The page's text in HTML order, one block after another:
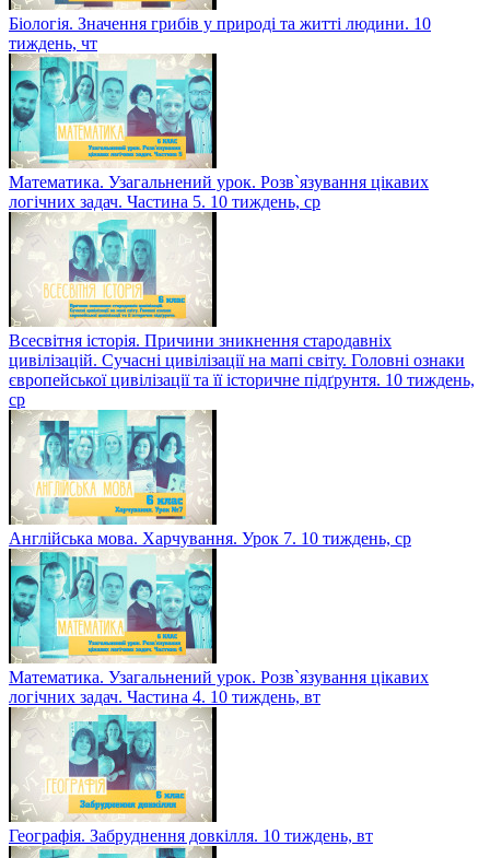
Біологія. Значення грибів у природі та житті людини. 10
тиждень, чт
Математика. Узагальнений урок. Розв`язування цікавих
логічних задач. Частина 5. 10 тиждень, ср
Всесвітня історія. Причини зникнення стародавніх
цивілізацій. Сучасні цивілізації на мапі світу. Головні ознаки
європейської цивілізації та її історичне підґрунтя. 10 тиждень,
ср
Англійська мова. Харчування. Урок 7. 10 тиждень, ср
Математика. Узагальнений урок. Розв`язування цікавих
логічних задач. Частина 4. 10 тиждень, вт
Географія. Забруднення довкілля. 10 тиждень, вт